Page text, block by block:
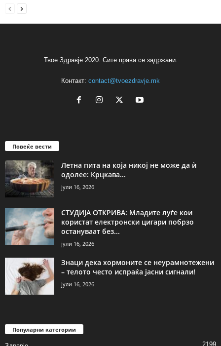
Твое Здравје 2020. Сите права се задржани.
Контакт: contact@tvoezdravje.mk
Повеќе вести
Летна пита на која никој не може да ѝ
одолее: Крцкава...
јули 16, 2026
СТУДИЈА ОТКРИВА: Младите луѓе кои
користат електронски цигари побрзо
остануваат без...
јули 16, 2026
Знаци дека хормоните се неурамнотежени
– телото често испраќа јасни сигнали!
јули 16, 2026
Популарни категории
2199